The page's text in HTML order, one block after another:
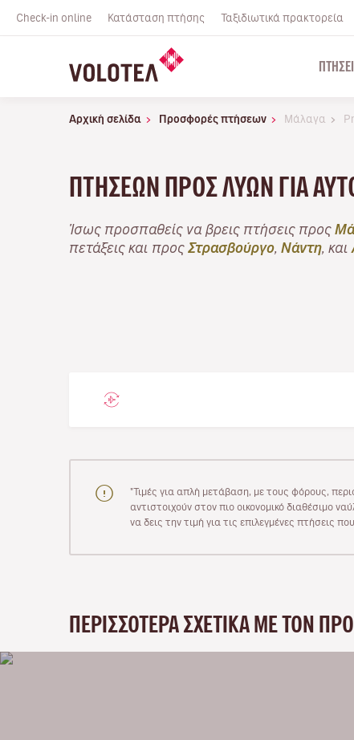
Check-in online Κατάσταση πτήσης Ταξιδιωτικά πρακτορεία
Αρχική σελίδα Προσφορές πτήσεων Μάλαγα
ΠΤΉΣΕΩΝ ΠΡΟΣ ΛΥΏΝ ΓΙΑ
Ίσως προσπαθείς να βρεις πτήσεις προς
πετάξεις και προς Στρασβούργο Νάντη , και
"Τιμές για απλή μετάβαση, με τους φόρους,
αντιστοιχούν στον πιο οικονομικό διαθέσιμο
να δεις την τιμή για τις επιλεγμένες πτήσεις
ΠΕΡΙΣΣΌΤΕΡΑ ΣΧΕΤΙΚΆ ΜΕ ΤΟΝ